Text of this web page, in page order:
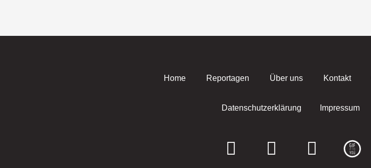
Home Reportagen Über uns Kontakt
Datenschutzerklärung Impressum
F
I
E